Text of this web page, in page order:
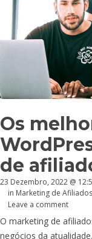
Os
de
23 Dezembro, 2022 @
in Marketing de Afiliados
Leave a comment
O marketing de
negócios da